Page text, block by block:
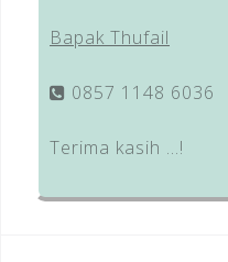
Bapak Thufail
0857 1148 6036
Terima kasih …!